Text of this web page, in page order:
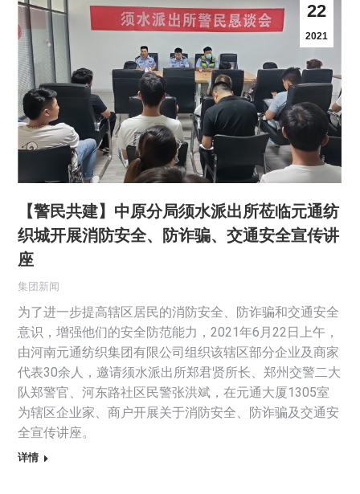
22
2021
【警民共建】中原分局须水派出所莅临元通纺
织城开展消防安全、防诈骗、交通安全宣传讲
座
集团新闻
为了进一步提高辖区居民的消防安全、防诈骗和交通安全
意识，增强他们的安全防范能力，2021年6月22日上午，
由河南元通纺织集团有限公司组织该辖区部分企业及商家
代表30余人，邀请须水派出所郑君贤所长、郑州交警二大
队郑警官、河东路社区民警张洪斌，在元通大厦1305室
为辖区企业家、商户开展关于消防安全、防诈骗及交通安
全宣传讲座。
详情